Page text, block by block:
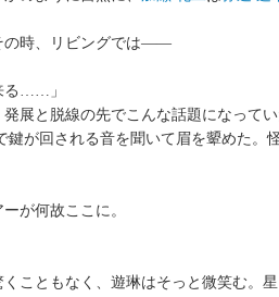
の時、リビングでは――
る……」
展と脱線の先でこんな話題になってい
鍵が回される音を聞いて眉を顰めた。
が何故ここに。
こともなく、遊琳はそっと微笑む。